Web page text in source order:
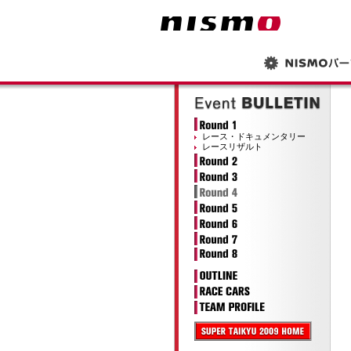
レース・ドキュメンタリー
レースリザルト